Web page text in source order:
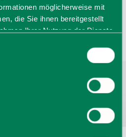
möglicherweise mit
die Sie ihnen bereitgestellt
Ihrer Nutzung der Dienste
Webseite weiterhin nutzen.
DE EN IT